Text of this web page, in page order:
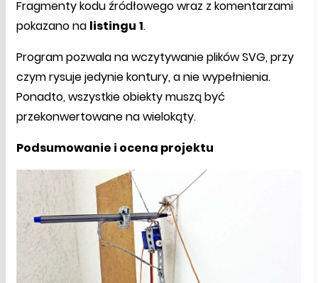
Fragmenty kodu źródłowego wraz z komentarzami
pokazano na listingu 1.
Program pozwala na wczytywanie plików SVG, przy
czym rysuje jedynie kontury, a nie wypełnienia.
Ponadto, wszystkie obiekty muszą być
przekonwertowane na wielokąty.
Podsumowanie i ocena projektu